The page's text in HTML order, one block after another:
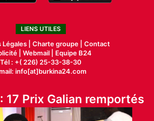
LIENS UTILES
| Charte groupe | Contact
| Webmail |
Equipe B24
Tél : +( 226) 25-33-38-30
info[at]burkina24.com
17 Prix Galian remportés